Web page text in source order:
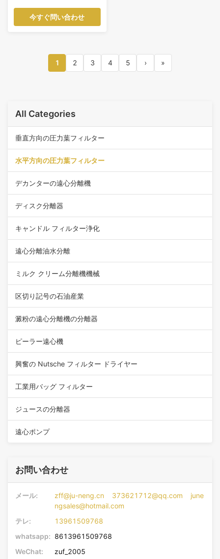
今すぐ問い合わせ
1 2 3 4 5 › »
All Categories
垂直方向の圧力葉フィルター
水平方向の圧力葉フィルター
デカンターの遠心分離機
ディスク分離器
キャンドル フィルター浄化
遠心分離油水分離
ミルク クリーム分離機機械
区切り記号の石油産業
澱粉の遠心分離機の分離器
ピーラー遠心機
興奮の Nutsche フィルター ドライヤー
工業用バッグ フィルター
ジュースの分離器
遠心ポンプ
お問い合わせ
メール:
zff@ju-neng.cn 373621712@qq.com june
ngsales@hotmail.com
テレ:
13961509768
whatsapp: 8613961509768
WeChat:
zuf_2005